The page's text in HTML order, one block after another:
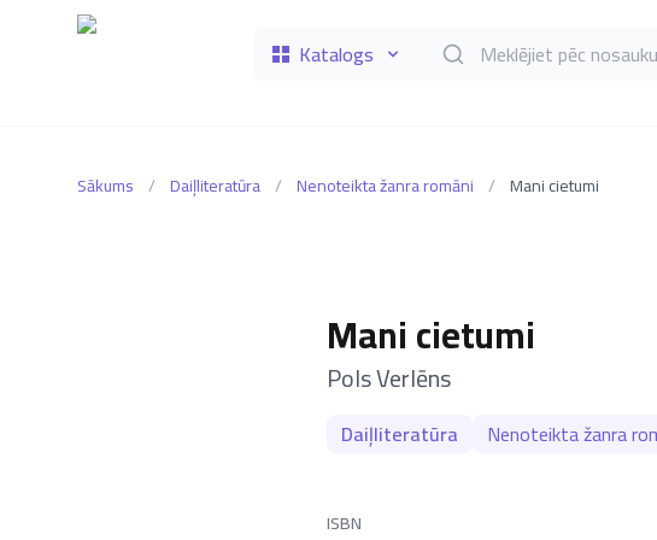
Katalogs Meklēt grāmatas pēc
Sākums / Daiļliteratūra / Nenoteikta žanra romāni / Mani cietumi
Mani cietumi
–
Pols Verlēns
Daiļliteratūra Nenoteikta žanra
ISBN